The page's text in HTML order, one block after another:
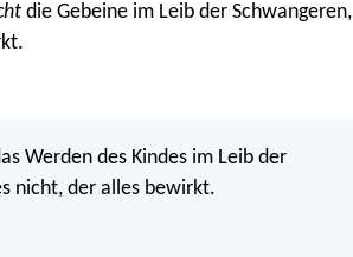
die Gebeine im Leib der Schwangeren,
Werden des Kindes im Leib der
nicht, der alles bewirkt.